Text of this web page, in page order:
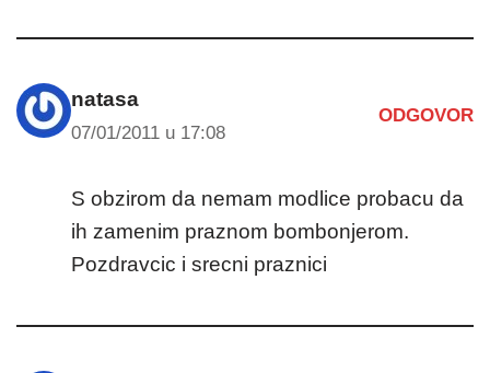
natasa
07/01/2011 u 17:08
ODGOVOR
S obzirom da nemam modlice probacu da
ih zamenim praznom bombonjerom.
Pozdravcic i srecni praznici